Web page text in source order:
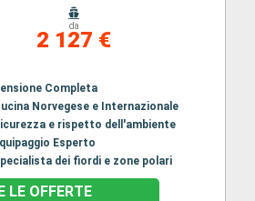
da
2 127 €
Completa
Norvegese e Internazionale
e rispetto dell'ambiente
Esperto
dei fiordi e zone polari
LE OFFERTE